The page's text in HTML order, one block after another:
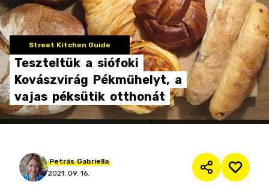
Street Kitchen Guide
Teszteltük a siófoki
Kovászvirág Pékműhelyt, a
vajas péksütik otthonát
Petrás Gabriella
2021. 09. 16.